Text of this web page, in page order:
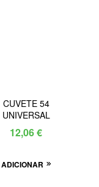
CUVETE 54
UNIVERSAL
12,06€
ADICIONAR